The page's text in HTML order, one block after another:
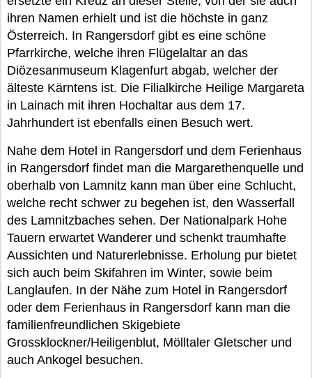
ihren Namen erhielt und ist die höchste in ganz
Österreich. In Rangersdorf gibt es eine schöne
Pfarrkirche, welche ihren Flügelaltar an das
Diözesanmuseum Klagenfurt abgab, welcher der
älteste Kärntens ist. Die Filialkirche Heilige Margareta
in Lainach mit ihren Hochaltar aus dem 17.
Jahrhundert ist ebenfalls einen Besuch wert.
Nahe dem Hotel in Rangersdorf und dem Ferienhaus
in Rangersdorf findet man die Margarethenquelle und
oberhalb von Lamnitz kann man über eine Schlucht,
welche recht schwer zu begehen ist, den Wasserfall
des Lamnitzbaches sehen. Der Nationalpark Hohe
Tauern erwartet Wanderer und schenkt traumhafte
Aussichten und Naturerlebnisse. Erholung pur bietet
sich auch beim Skifahren im Winter, sowie beim
Langlaufen. In der Nähe zum Hotel in Rangersdorf
oder dem Ferienhaus in Rangersdorf kann man die
familienfreundlichen Skigebiete
Grossklockner/Heiligenblut, Mölltaler Gletscher und
auch Ankogel besuchen.